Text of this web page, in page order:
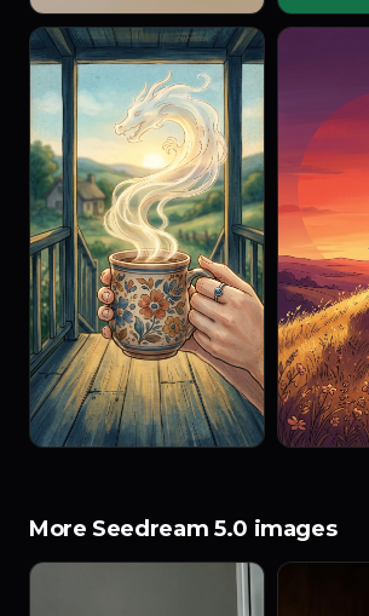
More Seedream 5.0 images